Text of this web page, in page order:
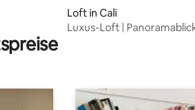
Loft in Cali
Luxus-Loft |